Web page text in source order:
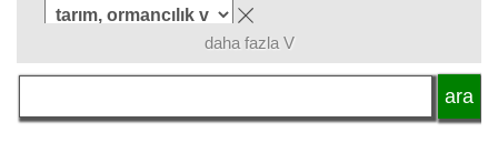
dil
daha fazla V